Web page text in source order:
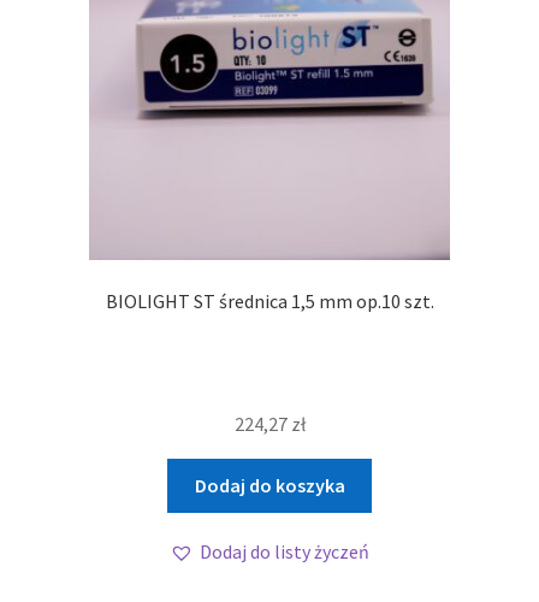
BIOLIGHT ST średnica 1,5 mm op.10 szt.
224,27 zł
Dodaj do koszyka
Dodaj do listy życzeń